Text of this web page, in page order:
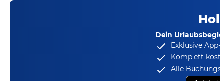
Dein
Exklusive
Komplett
Alle